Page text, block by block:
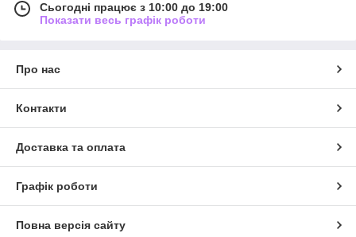
Сьогодні працює з 10:00 до 19:00
Показати весь графік роботи
Про нас
Контакти
Доставка та оплата
Графік роботи
Повна версія сайту